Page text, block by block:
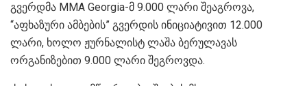
გვერდმა MMA Georgia-მ 9.000 ლარი შეაგროვა,
“აფხაზური ამბების” გვერდის ინიციატივით 12.000
ლარი, ხოლო ჟურნალისტ ლაშა ბერულავას
ორგანიზებით 9.000 ლარი შეგროვდა.